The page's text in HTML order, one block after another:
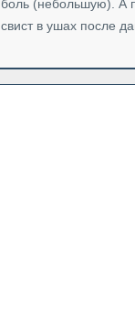
боль (небольшую). А
свист в ушах после